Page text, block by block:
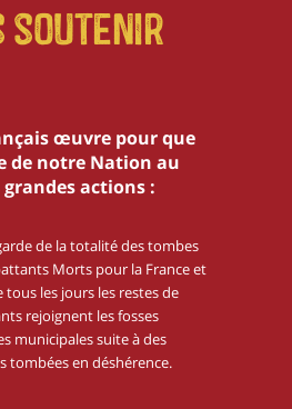
soutenir
œuvre pour que
de notre Nation au
actions :
de la totalité des tombes
Morts pour la France et
tous les jours les restes de
rejoignent les fosses
municipales suite à des
tombées en déshérence.